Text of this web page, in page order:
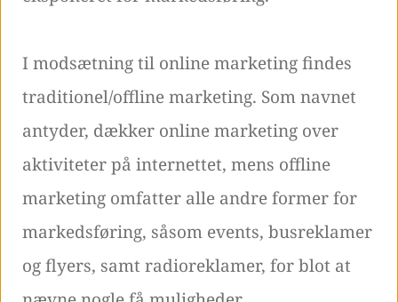
I modsætning til online marketing findes
traditionel/offline marketing. Som navnet
antyder, dækker online marketing over
aktiviteter på internettet, mens offline
marketing omfatter alle andre former for
markedsføring, såsom events, busreklamer
og flyers, samt radioreklamer, for blot at